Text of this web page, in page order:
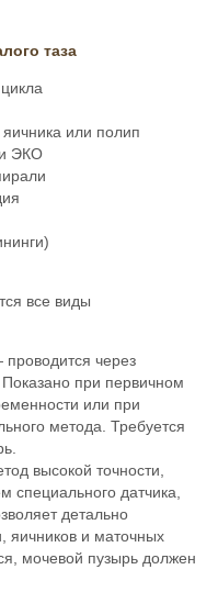
таза
или полип
и ЭКО
все виды
через
при первичном
или при
метода. Требуется
высокой точности,
специального датчика,
детально
яичников и маточных
мочевой пузырь должен